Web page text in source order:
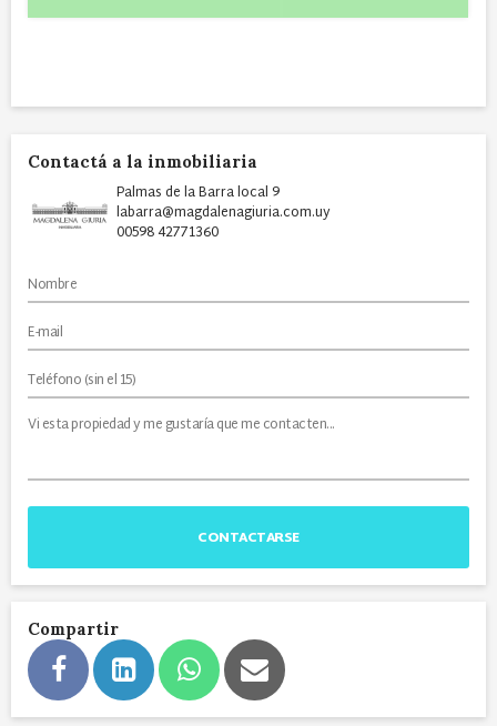
Contactá a la inmobiliaria
Palmas de la Barra local 9
labarra@magdalenagiuria.com.uy
00598 42771360
CONTACTARSE
Compartir